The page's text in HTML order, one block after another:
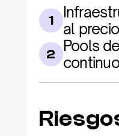
1
al precio
2 Pools